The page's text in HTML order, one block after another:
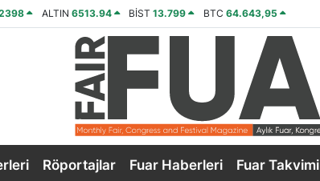
ALTIN 6513.94 BİST13.799 BTC 64.643,95
Röportajlar Fuar Haberleri Fuar Takvimi